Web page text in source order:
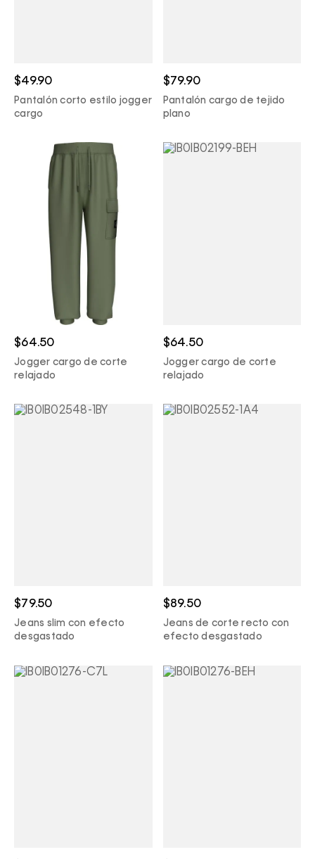
$49.90
Pantalón corto estilo jogger
cargo
$79.90
Pantalón cargo de tejido
plano
$64.50
Jogger cargo de corte
relajado
$64.50
Jogger cargo de corte
relajado
$79.50
Jeans slim con efecto
desgastado
$89.50
Jeans de corte recto con
efecto desgastado